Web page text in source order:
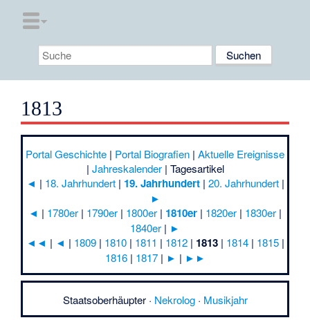
1813
Portal Geschichte | Portal Biografien | Aktuelle Ereignisse
| Jahreskalender| Tagesartikel
◄ | 18. Jahrhundert| 19. Jahrhundert| 20. Jahrhundert|
►
◄ | 1780er | 1790er | 1800er | 1810er | 1820er | 1830er |
1840er | ►
◄◄ | ◄ | 1809| 1810| 1811 | 1812| 1813| 1814| 1815|
1816| 1817| ► | ►►
Staatsoberhäupter· Nekrolog· Musikjahr